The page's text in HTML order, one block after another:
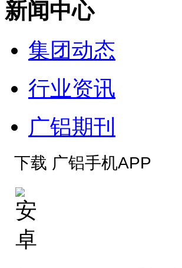
新闻中心
集团动态
行业资讯
广铝期刊
下载 广铝手机APP